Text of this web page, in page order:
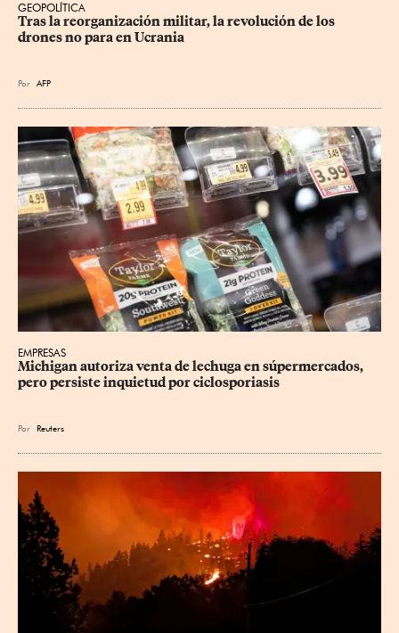
GEOPOLÍTICA
Tras la reorganización militar, la revolución de los
drones no para en Ucrania
Por AFP
EMPRESAS
Michigan autoriza venta de lechuga en súpermercados,
pero persiste inquietud por ciclosporiasis
Por Reuters